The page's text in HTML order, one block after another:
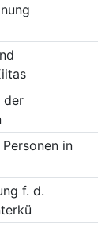
der
in
f. d.